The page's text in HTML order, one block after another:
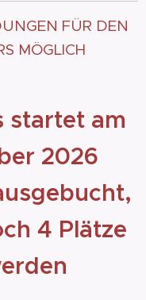
FÜR DEN
MÖGLICH
startet am
2026
4 Plätze